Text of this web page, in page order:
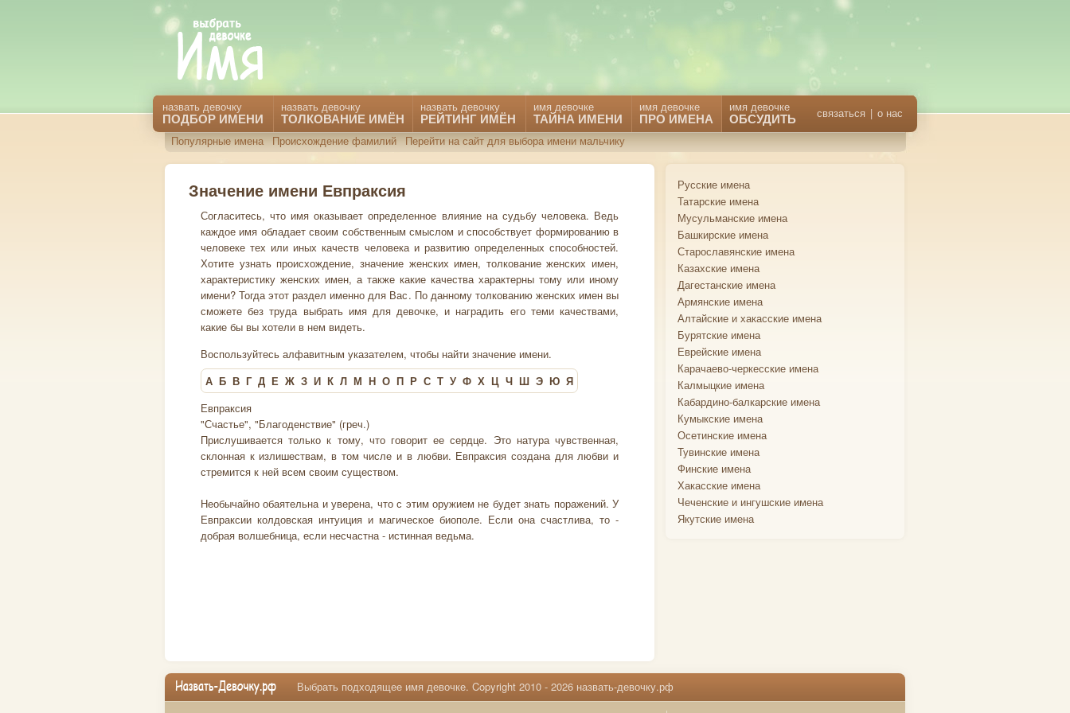
назвать девочку
ПОДБОР ИМЕНИ
назвать девочку
ТОЛКОВАНИЕ ИМЁН
назвать девочку
РЕЙТИНГ ИМЁН
имя девочке
ТАЙНА ИМЕНИ
имя девочке
ПРО ИМЕНА
имя девочке
ОБСУДИТЬ связаться | о нас
Популярные имена Происхождение фамилий Перейти на сайт для выбора имени мальчику
Значение имени Евпраксия
Согласитесь, что имя оказывает определенное влияние на судьбу человека. Ведь
каждое имя обладает своим собственным смыслом и способствует формированию в
человеке тех или иных качеств человека и развитию определенных способностей.
Хотите узнать происхождение, значение женских имен, толкование женских имен,
характеристику женских имен, а также какие качества характерны тому или иному
имени? Тогда этот раздел именно для Вас. По данному толкованию женских имен вы
сможете без труда выбрать имя для девочке, и наградить его теми качествами,
какие бы вы хотели в нем видеть.
Воспользуйтесь алфавитным указателем, чтобы найти значение имени.
А Б В Г Д Е Ж З И К Л М Н О П Р С Т У Ф Х Ц Ч Ш Э Ю Я
Евпраксия
"Счастье", "Благоденствие" (греч.)
Прислушивается только к тому, что говорит ее сердце. Это натура чувственная,
склонная к излишествам, в том числе и в любви. Евпраксия создана для любви и
стремится к ней всем своим существом.
Необычайно обаятельна и уверена, что с этим оружием не будет знать поражений. У
Евпраксии колдовская интуиция и магическое биополе. Если она счастлива, то -
добрая волшебница, если несчастна - истинная ведьма.
Русские имена
Татарские имена
Мусульманские имена
Башкирские имена
Старославянские имена
Казахские имена
Дагестанские имена
Армянские имена
Алтайские и хакасские имена
Бурятские имена
Еврейские имена
Карачаево-черкесские имена
Калмыцкие имена
Кабардино-балкарские имена
Кумыкские имена
Осетинские имена
Тувинские имена
Финские имена
Хакасские имена
Чеченские и ингушские имена
Якутские имена
Выбрать подходящее имя девочке. Copyright 2010 - 2026 назвать-девочку.рф